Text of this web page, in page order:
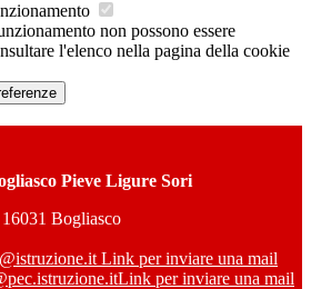
non possono essere
l'elenco nella pagina della cookie
Pieve Ligure Sori
Bogliasco
Link per inviare una mail
Link per inviare una mail